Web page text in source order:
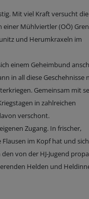
Mit viel Kraft versucht die
einer Mühlviertler (OÖ)
und Herumkraxeln im
einem Geheimbund
in all diese Geschehnisse
Gemeinsam mit
in zahlreichen
verschont.
Zugang. In frischer,
im Kopf hat und
von der HJ-Jugend
Helden und